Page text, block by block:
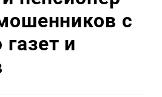
с
и